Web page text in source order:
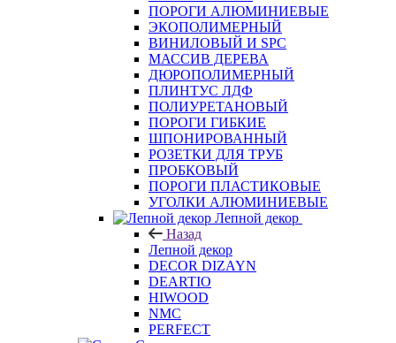
ПОРОГИ АЛЮМИНИЕВЫЕ
ЭКОПОЛИМЕРНЫЙ
ВИНИЛОВЫЙ И SPC
МАССИВ ДЕРЕВА
ДЮРОПОЛИМЕРНЫЙ
ПЛИНТУС ЛДФ
ПОЛИУРЕТАНОВЫЙ
ПОРОГИ ГИБКИЕ
ШПОНИРОВАННЫЙ
РОЗЕТКИ ДЛЯ ТРУБ
ПРОБКОВЫЙ
ПОРОГИ ПЛАСТИКОВЫЕ
УГОЛКИ АЛЮМИНИЕВЫЕ
Лепной декор
Назад
Лепной декор
DECOR DIZAYN
DEARTIO
HIWOOD
NMC
PERFECT